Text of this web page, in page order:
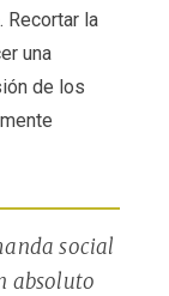
Recortar la
una
de los
social
absoluto